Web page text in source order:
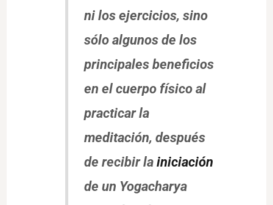
ni los ejercicios, sino
sólo algunos de los
principales beneficios
en el cuerpo físico al
practicar la
meditación, después
de recibir lainiciación
de un Yogacharya